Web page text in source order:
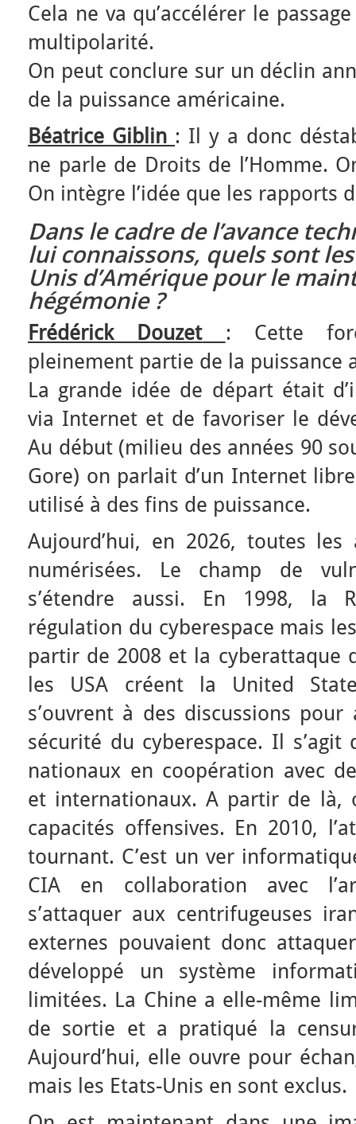
Cela ne va qu’accélérer le
multipolarité.
On peut conclure sur un déclin
de la puissance américaine.
Béatrice Giblin : Il y a donc
ne parle de Droits de l’Homme.
On intègre l’idée que les rapports
Dans le cadre de l’avance
lui connaissons, quels sont
Unis d’Amérique pour le
hégémonie ?
Frédérick Douzet
: Cette
pleinement partie de la puissance
La grande idée de départ était
via Internet et de favoriser le
Au début (milieu des années 90
Gore) on parlait d’un Internet
utilisé à des fins de puissance.
Aujourd’hui, en 2026, toutes
numérisées. Le champ de
s’étendre aussi. En 1998, la
régulation du cyberespace mais
partir de 2008 et la cyberattaque
les USA créent la United
s’ouvrent à des discussions
sécurité du cyberespace. Il
nationaux en coopération avec
et internationaux. A partir de là,
capacités offensives. En 2010,
tournant. C’est un ver
CIA en collaboration avec
s’attaquer aux centrifugeuses
externes pouvaient donc
développé un système
limitées. La Chine a elle-même
de sortie et a pratiqué la
Aujourd’hui, elle ouvre pour
mais les Etats-Unis en sont exclus.